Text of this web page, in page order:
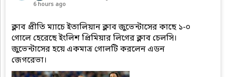
6 hours ago
ক্লাব প্রীতি ম্যাচে ইতালিয়ান ক্লাব জুভেন্টাসের কাছে ১-০
গোলে হেরেছে ইংলিশ প্রিমিয়ার লিগের ক্লাব চেলসি।
জুভেন্টাসের হয়ে একমাত্র গোলটি করলেন এডন
জেগরেভা।